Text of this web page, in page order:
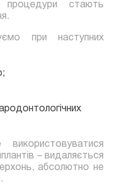
процедури стають
при наступних
– видаляється
абсолютно не